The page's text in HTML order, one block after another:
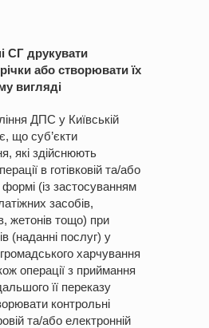
СГ друкувати
або створювати їх
вигляді
ДПС у Київській
що суб’єкти
які здійснюють
в готівковій та/або
формі (із застосуванням
засобів,
жетонів тощо) при
(наданні послуг) у
громадського харчування
операції з приймання
її переказу
контрольні
та/або електронній